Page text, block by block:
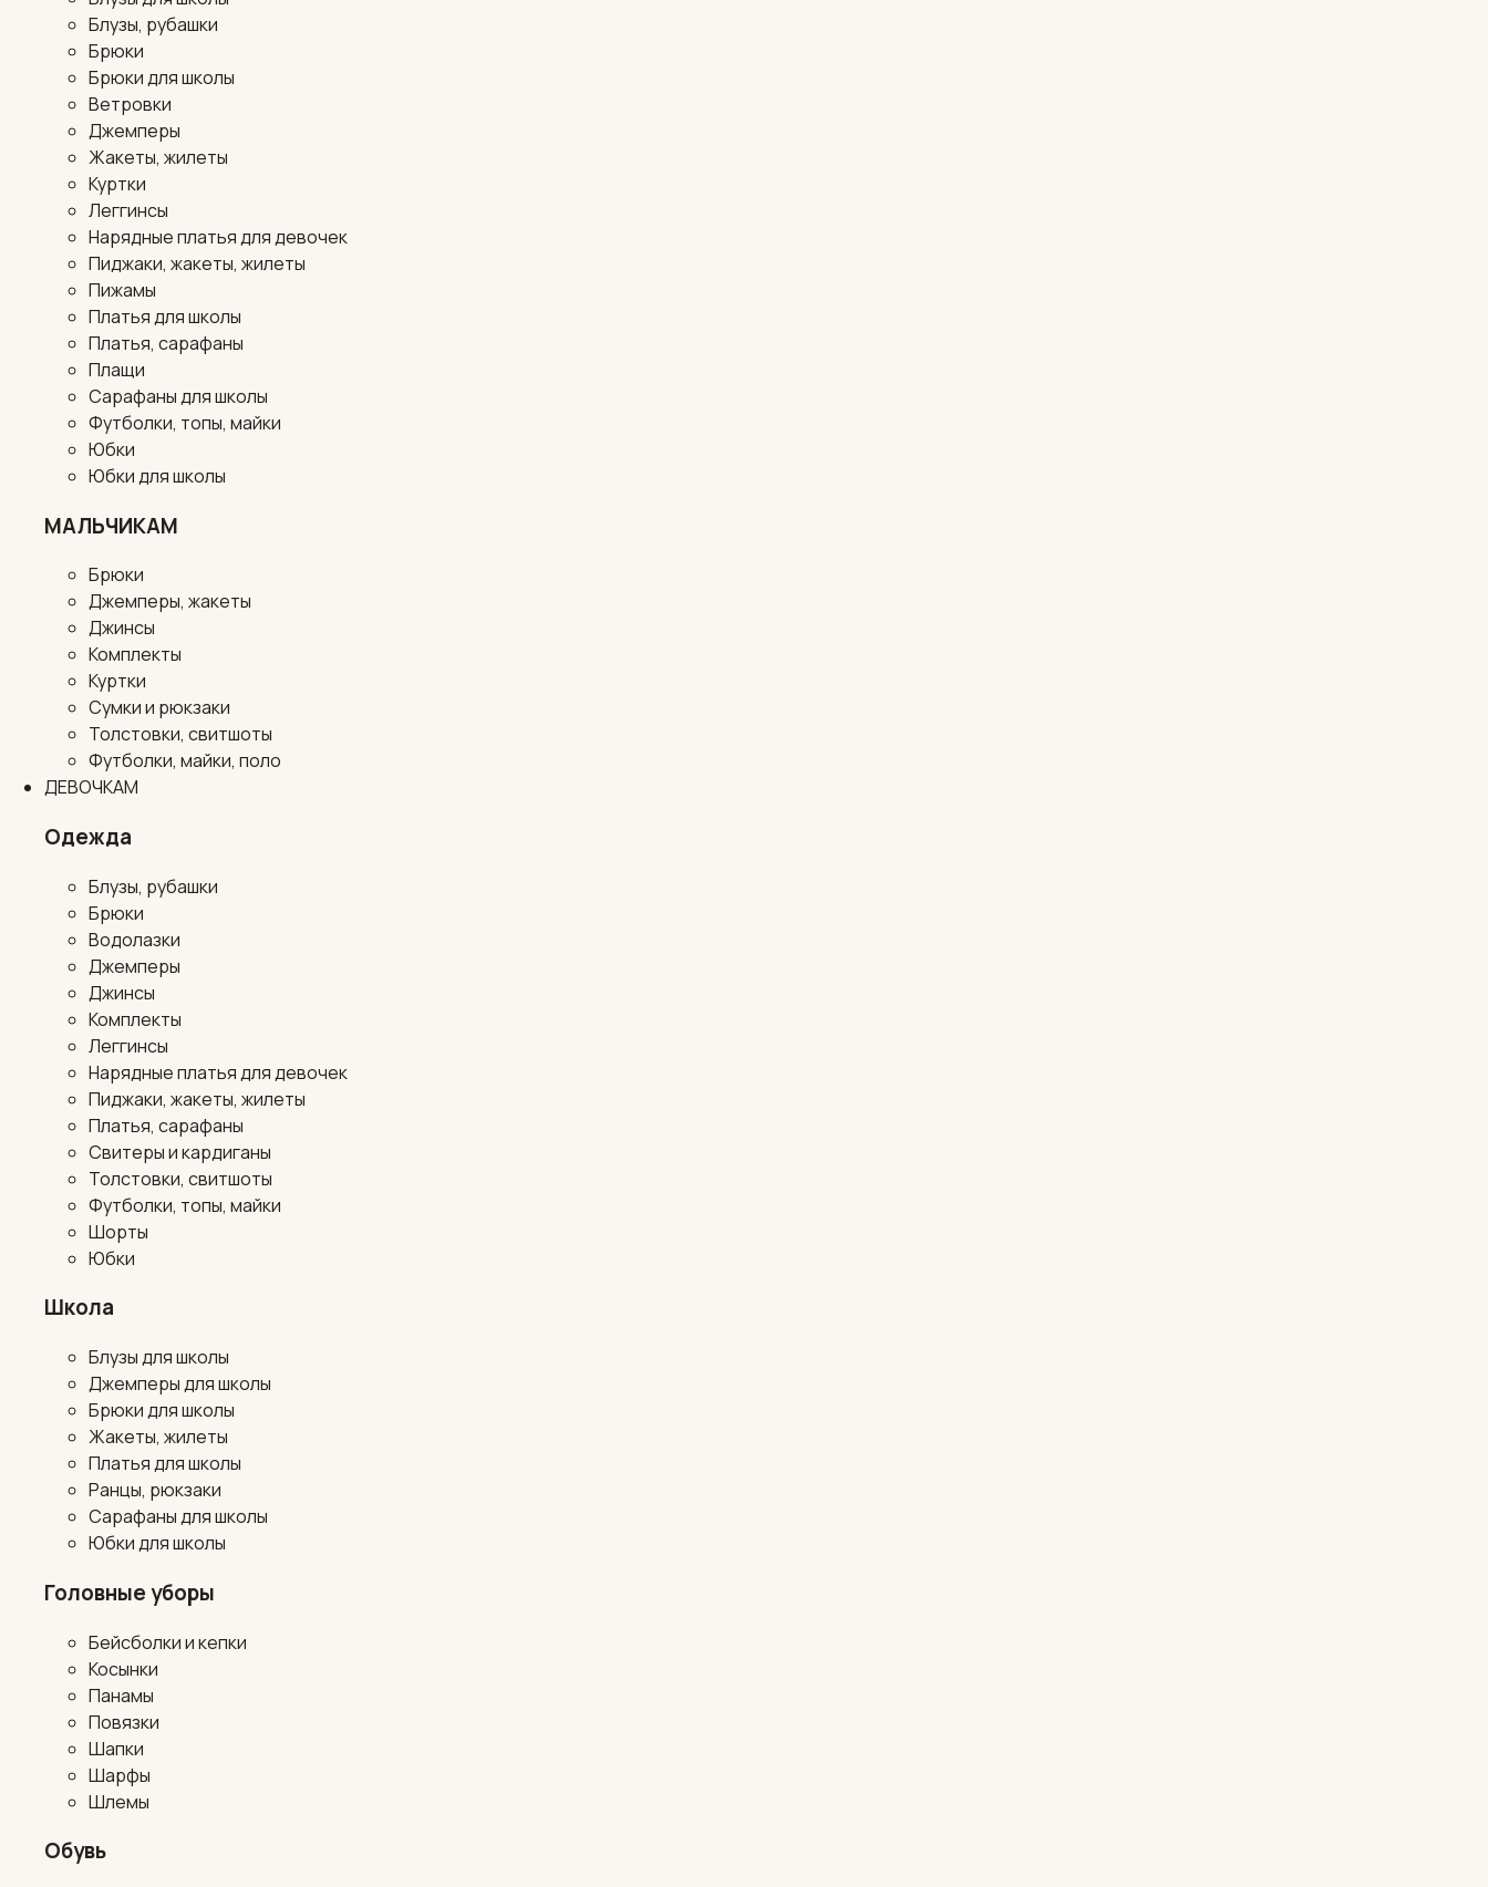
Блузы, рубашки
Брюки
Брюки для школы
Ветровки
Джемперы
Жакеты, жилеты
Куртки
Леггинсы
Нарядные платья для девочек
Пиджаки, жакеты, жилеты
Пижамы
Платья для школы
Платья, сарафаны
Плащи
Сарафаны для школы
Футболки, топы, майки
Юбки
Юбки для школы
МАЛЬЧИКАМ
Брюки
Джемперы, жакеты
Джинсы
Комплекты
Куртки
Сумки и рюкзаки
Толстовки, свитшоты
Футболки, майки, поло
ДЕВОЧКАМ
Одежда
Блузы, рубашки
Брюки
Водолазки
Джемперы
Джинсы
Комплекты
Леггинсы
Нарядные платья для девочек
Пиджаки, жакеты, жилеты
Платья, сарафаны
Свитеры и кардиганы
Толстовки, свитшоты
Футболки, топы, майки
Шорты
Юбки
Школа
Блузы для школы
Джемперы для школы
Брюки для школы
Жакеты, жилеты
Платья для школы
Ранцы, рюкзаки
Сарафаны для школы
Юбки для школы
Головные уборы
Бейсболки и кепки
Косынки
Панамы
Повязки
Шапки
Шарфы
Шлемы
Обувь